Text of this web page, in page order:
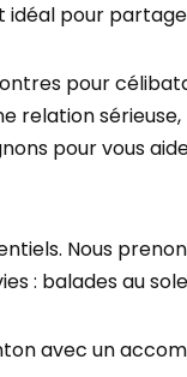
idéal pour
pour
relation sérieuse
pour vous
Nous
: balades au
avec un